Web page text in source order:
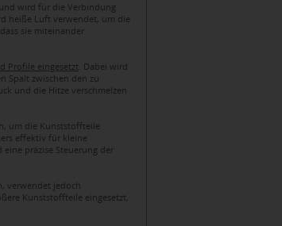
wird für die Verbindung
heiße Luft verwendet, um die
sie miteinander
Profile eingesetzt. Dabei wird
Spalt zwischen den zu
und die Hitze verschmelzen
um die Kunststoffteile
effektiv für kleine
präzise Steuerung der
verwendet jedoch
Kunststoffteile eingesetzt,